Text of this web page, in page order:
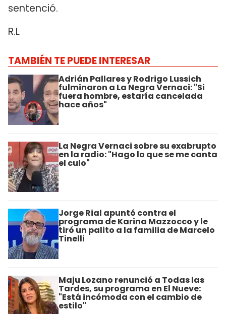
sentenció.
R.L
TAMBIÉN TE PUEDE INTERESAR
Adrián Pallares y Rodrigo Lussich
fulminaron a La Negra Vernaci: "Si
fuera hombre, estaría cancelada
hace años"
La Negra Vernaci sobre su exabrupto
en la radio: "Hago lo que se me canta
el culo"
Jorge Rial apuntó contra el
programa de Karina Mazzocco y le
tiró un palito a la familia de Marcelo
Tinelli
Maju Lozano renunció a Todas las
Tardes, su programa en El Nueve:
"Está incómoda con el cambio de
estilo"